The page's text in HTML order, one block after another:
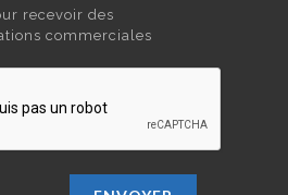
recevoir des
commerciales